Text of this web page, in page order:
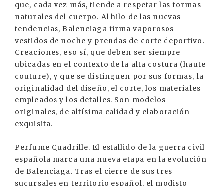
que, cada vez más, tiende a respetar las formas
naturales del cuerpo. Al hilo de las nuevas
tendencias, Balenciaga firma vaporosos
vestidos de noche y prendas de corte deportivo.
Creaciones, eso sí, que deben ser siempre
ubicadas en el contexto de la alta costura (haute
couture), y que se distinguen por sus formas, la
originalidad del diseño, el corte, los materiales
empleados y los detalles. Son modelos
originales, de altísima calidad y elaboración
exquisita.
Perfume Quadrille. El estallido de la guerra civil
española marca una nueva etapa en la evolución
de Balenciaga. Tras el cierre de sus tres
sucursales en territorio español, el modisto